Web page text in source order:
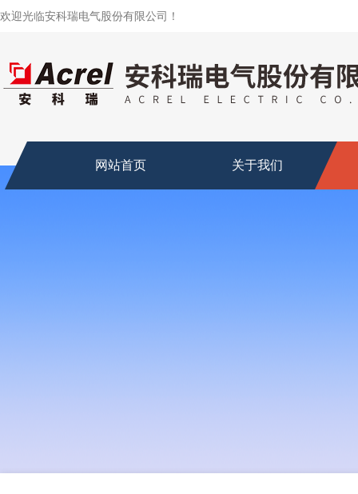
欢迎光临安科瑞电气股份有限公司！
网站首页 关于我们